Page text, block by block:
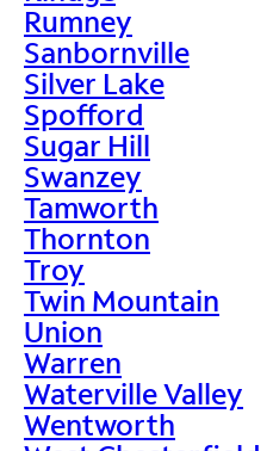
Rumney
Sanbornville
Silver Lake
Spofford
Sugar Hill
Swanzey
Tamworth
Thornton
Troy
Twin Mountain
Union
Warren
Waterville Valley
Wentworth